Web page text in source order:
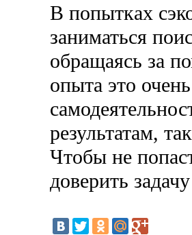
В попытках
заниматься
обращаясь за
опыта это
результатам,
Чтобы не
доверить